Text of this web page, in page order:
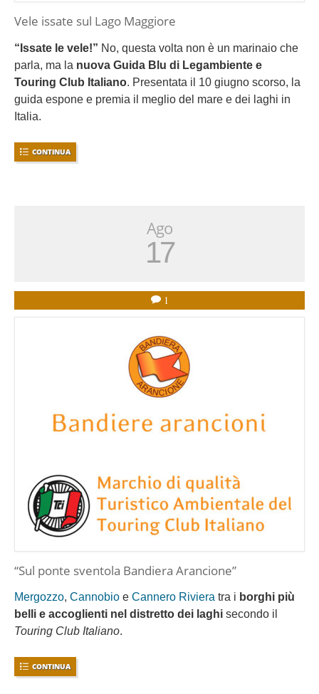
Vele issate sul Lago Maggiore
“Issate le vele!” No, questa volta non è un marinaio che
parla, ma la nuova Guida Blu di Legambiente e
Touring Club Italiano. Presentata il 10 giugno scorso, la
guida espone e premia il meglio del mare e dei laghi in
Italia.
CONTINUA
Ago
17
1
“Sul ponte sventola Bandiera Arancione”
Mergozzo, Cannobio e Cannero Riviera tra i borghi più
belli e accoglienti nel distretto dei laghi secondo il
Touring Club Italiano.
CONTINUA